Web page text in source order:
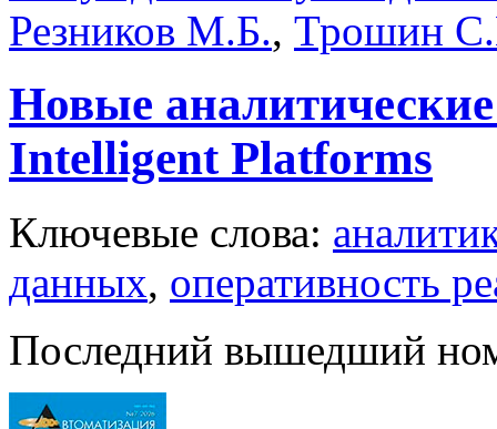
Резников М.Б., Трошин
Новые
Intelligent Platforms
Ключевые слова:
данных, оперативность
Последний вышедший